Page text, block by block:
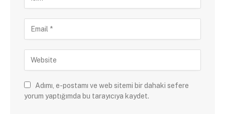
Adımı, e-postamı ve web sitemi bir dahaki sefere
yorum yaptığımda bu tarayıcıya kaydet.